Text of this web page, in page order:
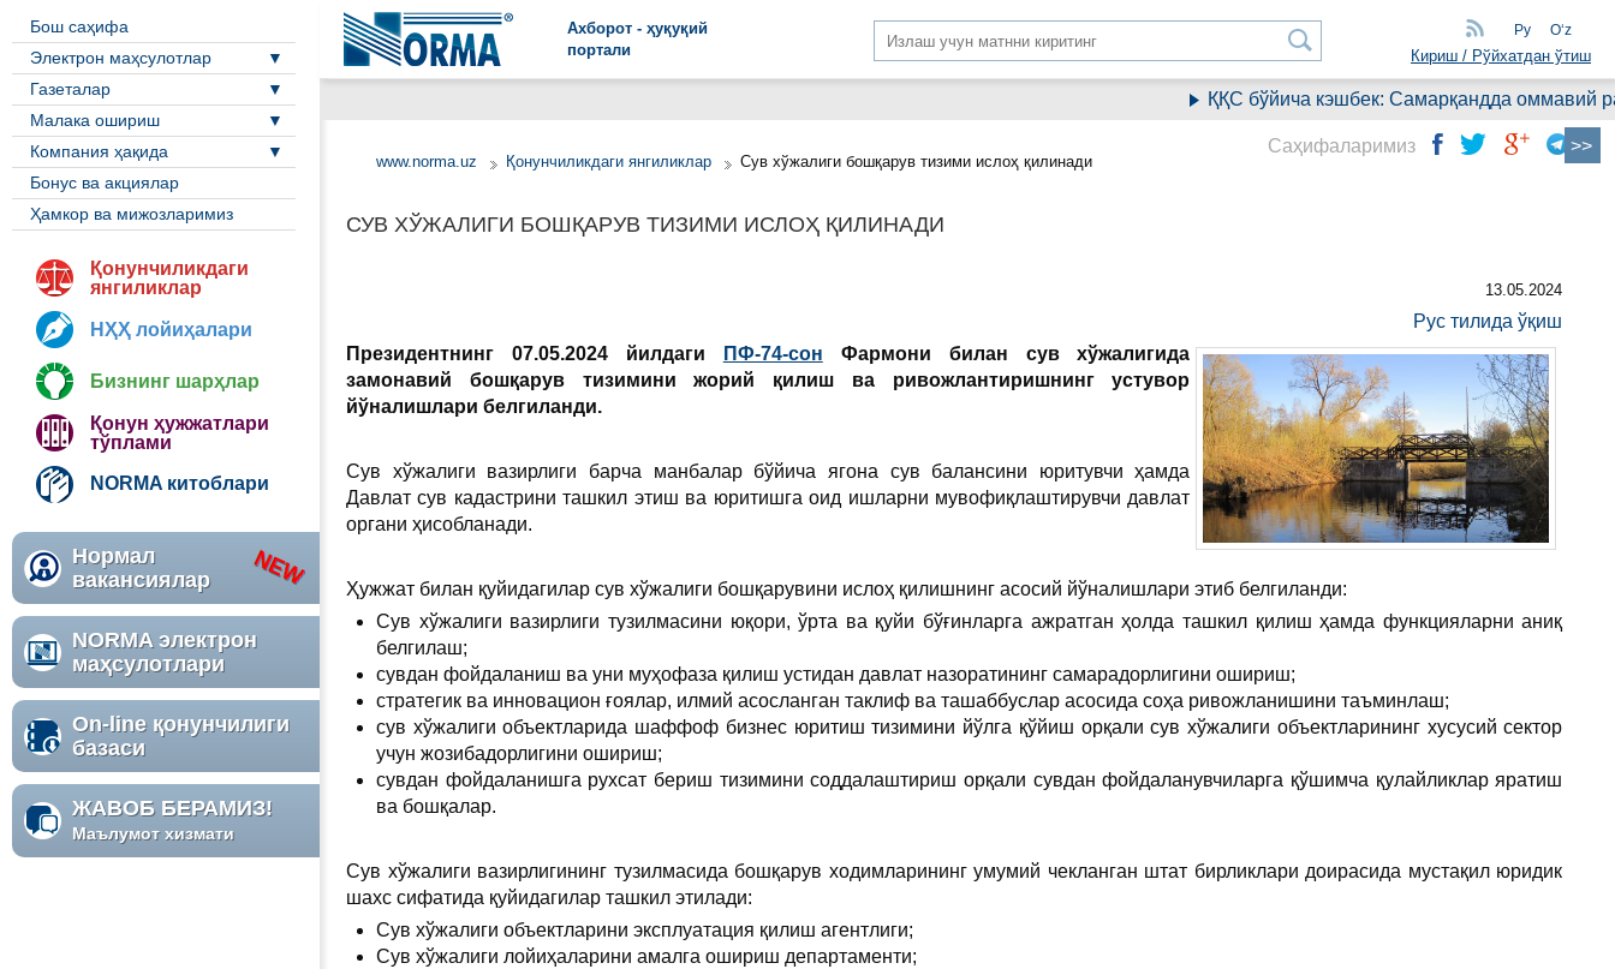
Aхборот - ҳуқуқий
портали
Ру Oʻz
Кириш / Рўйхатдан ўтиш
Бош саҳифа
Электрон маҳсулотлар
Газеталар
Малака ошириш
Компания ҳақида
Бонус ва акциялар
Ҳамкор ва мижозларимиз
Қонунчиликдаги
янгиликлар
НҲҲ лойиҳалари
Бизнинг шарҳлар
Қонун ҳужжатлари
тўплами
NORMA китоблари
Нормал
вакансиялар
NORMA электрон
маҳсулотлари
On-line қонунчилиги
базаси
ЖАВОБ БЕРАМИЗ!
Маълумот хизмати
ҚҚС бўйича кэшбек: Самарқандда оммавий
www.norma.uz Қонунчиликдаги янгиликлар Сув хўжалиги бошқарув тизими ислоҳ қилинади
СУВ ХЎЖАЛИГИ БОШҚАРУВ ТИЗИМИ ИСЛОҲ ҚИЛИНАДИ
13.05.2024
Рус тилида ўқиш
Президентнинг 07.05.2024 йилдаги
ПФ-74-сон Фармони билан сув хўжалигида
замонавий
бошқарув тизимини жорий қилиш
ва ривожлантиришнинг устувор
йўналишлари белгиланди.
Сув хўжалиги вазирлиги барча манбалар бўйича ягона сув балансини юритувчи ҳамда
Давлат сув кадастрини ташкил этиш ва юритишга оид ишларни мувофиқлаштирувчи давлат
органи ҳисобланади.
Ҳужжат билан қуйидагилар сув хўжалиги бошқарувини ислоҳ қилишнинг асосий йўналишлари этиб белгиланди:
Сув хўжалиги вазирлиги тузилмасини юқори, ўрта ва қуйи бўғинларга ажратган ҳолда ташкил қилиш ҳамда функцияларни аниқ
белгилаш;
сувдан фойдаланиш ва уни муҳофаза қилиш устидан давлат назоратининг самарадорлигини ошириш;
стратегик ва инновацион ғоялар, илмий асосланган таклиф ва ташаббуслар асосида соҳа ривожланишини таъминлаш;
сув хўжалиги объектларида шаффоф бизнес юритиш тизимини йўлга қўйиш орқали сув хўжалиги объектларининг хусусий сектор
учун жозибадорлигини ошириш;
сувдан фойдаланишга рухсат бериш тизимини соддалаштириш орқали сувдан фойдаланувчиларга қўшимча қулайликлар яратиш
ва бошқалар.
Сув хўжалиги вазирлигининг тузилмасида бошқарув ходимларининг умумий чекланган штат бирликлари доирасида мустақил юридик
шахс сифатида қуйидагилар ташкил этилади:
Сув хўжалиги объектларини эксплуатация қилиш агентлиги;
Сув хўжалиги лойиҳаларини амалга ошириш департаменти;
Саҳифаларимиз